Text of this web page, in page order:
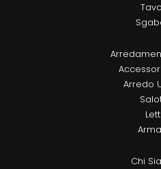
Arredo
Letti
Chi